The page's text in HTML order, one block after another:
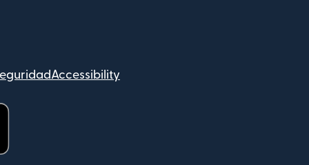
Accessibility